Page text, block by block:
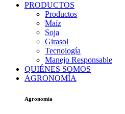
PRODUCTOS
Productos
Maíz
Soja
Girasol
Tecnología
Manejo Responsable
QUIÉNES SOMOS
AGRONOMÍA
Agronomía